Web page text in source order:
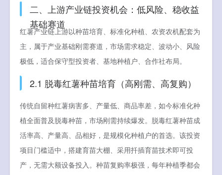
二、上游产业链投资机会：低风险、稳收益
基础赛道
红薯产业链上游以种苗培育、标准化种植、农资农机配套为
主，属于产业基础刚需赛道，市场需求稳定、波动小、风险
极低，适合保守型投资者、基地种植户、合作社布局。
2.1 脱毒红薯种苗培育（高刚需、高复购）
传统自留种红薯病害多、产量低、商品率差，如今标准化种
植全面普及脱毒种苗，市场刚需持续爆发。脱毒红薯种苗成
活率高、产量高、品相好，是规模化种植户的首选。该投资
项目门槛适中，搭建育苗大棚、采用扦插育苗技术即可投
产，无需大额设备投入。种苗复购率极强，每年种植季都会